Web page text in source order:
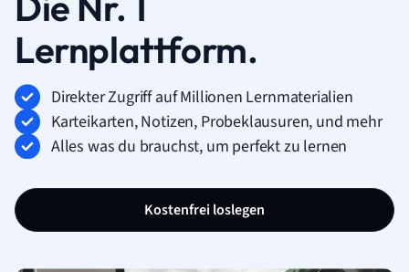
Lernplattform.
Direkter Zugriff auf Millionen Lernmaterialien
Karteikarten, Notizen, Probeklausuren, und mehr
Alles was du brauchst, um perfekt zu lernen
Kostenfrei loslegen